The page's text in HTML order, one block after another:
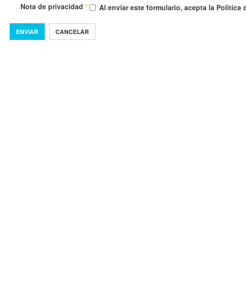
Nota de privacidad * Al enviar este formulario, acepta la Política
ENVIAR CANCELAR